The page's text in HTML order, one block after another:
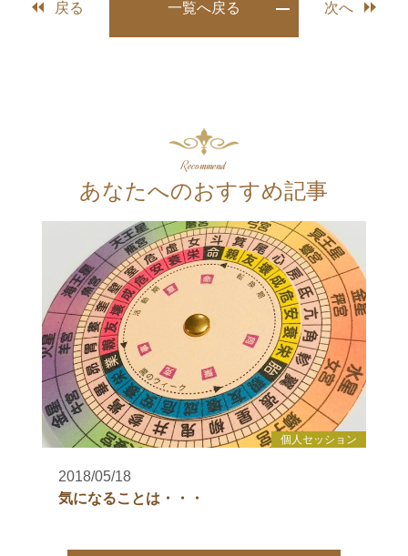
戻る 一覧へ戻る 次へ
Recommend
あなたへのおすすめ記事
個人セッション
2018/05/18
気になることは・・・